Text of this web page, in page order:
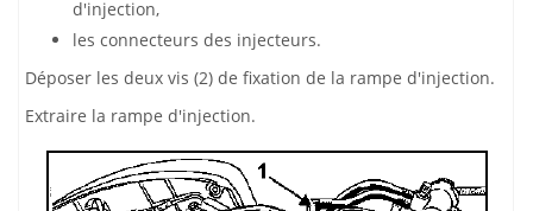
d'injection,
les connecteurs des injecteurs.
Déposer les deux vis (2) de fixation de la rampe d'injection.
Extraire la rampe d'injection.